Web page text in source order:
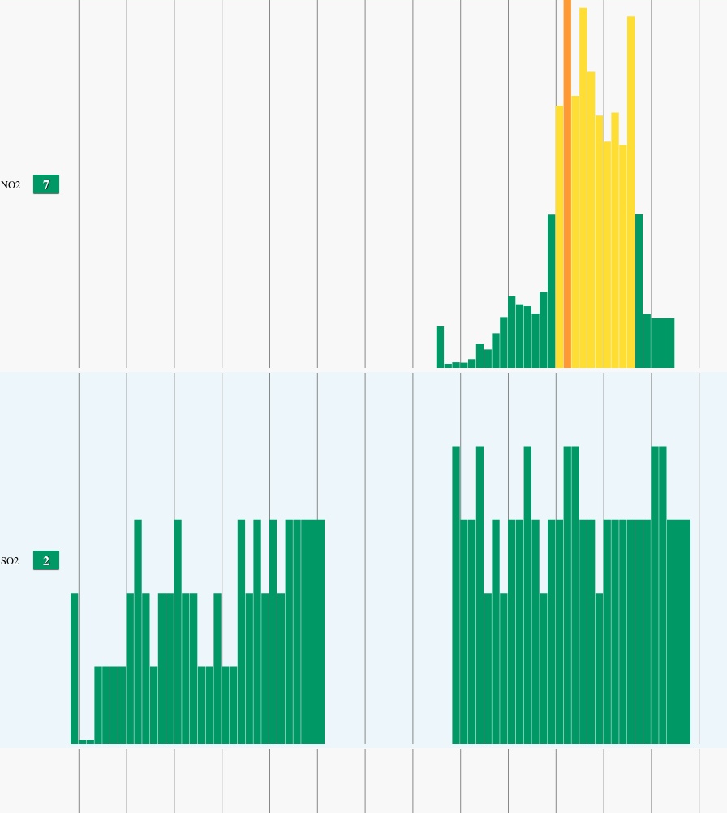
NO2 7
SO2 2